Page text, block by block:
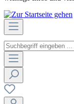
HINWEIS ZU